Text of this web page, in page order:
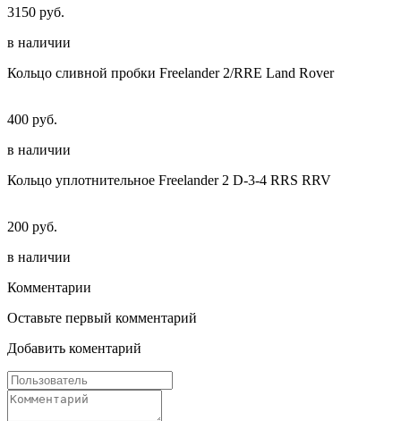
3150 руб.
в наличии
Кольцо сливной пробки Freelander 2/RRE Land Rover
400 руб.
в наличии
Кольцо уплотнительноe Freelander 2 D-3-4 RRS RRV
200 руб.
в наличии
Комментарии
Оставьте первый комментарий
Добавить коментарий